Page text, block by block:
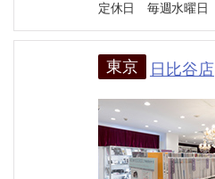
定休日 毎週水曜日
東京 日比谷店